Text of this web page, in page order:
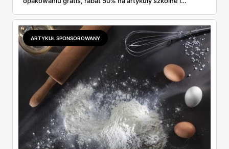
2,99 zł za kilogram, ale wyłącznie w sobotę z aplikacją. Aldi
odpowiada masłem za 2,99 zł. Werdykt w skrócie:
najwięcej wyciśniesz z Biedronki, po świeże warzywa jedź
do Aldi.
ARTYKUŁ SPONSOROWANY